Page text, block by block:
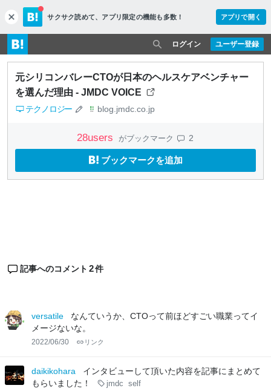
c
l
o
s
e
サクサク読めて、 アプリ限定の機能も多数！ アプリで開く
ユーザー登録
ログイン
元シリコンバレーCTOが日本のヘルスケアベンチャー
を選んだ理由 - JMDC VOICE
テクノロジー blog.jmdc.co.jp
28users がブックマーク 2
ブックマークを追加
記事へのコメント 2件
versatile
なんていうか、CTOって前ほどすごい職業ってイ
メージないな。
2022/06/30 リンク
daikikohara
インタビューして頂いた内容を記事にまとめて
もらいました！
jmdc self